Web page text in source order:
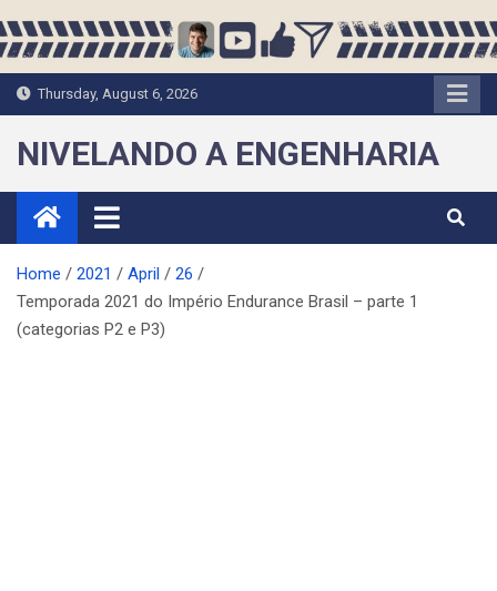
to
Thursday, August 6, 2026
NIVELANDO A ENGENHARIA
Home 2021 April
26
Temporada 2021 do Império Endurance Brasil – parte 1
(categorias P2 e P3)